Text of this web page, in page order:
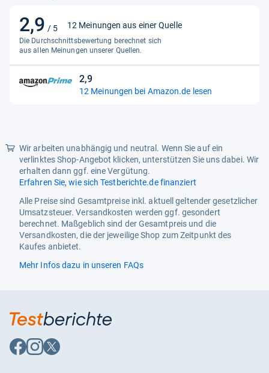
2,9 / 5
2,9
von
5
Sternen
12 Meinungen aus einer Quelle
Die Durchschnittsbewertung berechnet sich
aus allen Meinungen unserer Quellen.
2,9
2,9
von
12 Meinungen bei Amazon.de lesen
Wir arbeiten unabhängig und neutral. Wenn Sie auf ein
verlinktes Shop-Angebot klicken, unterstützen Sie uns dabei. Wir
erhalten dann ggf. eine Vergütung.
Erfahren Sie, wie sich Testberichte.de finanziert
Alle Preise sind Gesamtpreise inkl. aktuell geltender gesetzlicher
Umsatzsteuer. Versandkosten werden ggf. gesondert
berechnet. Maßgeblich sind der Gesamtpreis und die
Versandkosten, die der jeweilige Shop zum Zeitpunkt des
Kaufes anbietet.
Mehr Infos dazu in unseren FAQs
Auf
Facebook
Auf
Instagram
Auf
X